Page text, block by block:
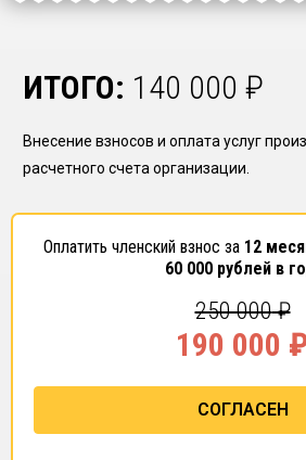
ИТОГО: 140 000 ₽
Внесение взносов и оплата услуг
расчетного счета организации.
Оплатить членский взнос за 12
60 000 рублей в
250 000₽
190 000
СОГЛАСЕН